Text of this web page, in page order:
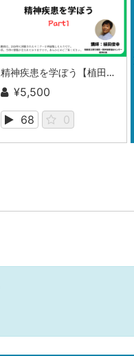
精神疾患を学ぼう【植田俊幸氏】Part1
¥5,500
68
0